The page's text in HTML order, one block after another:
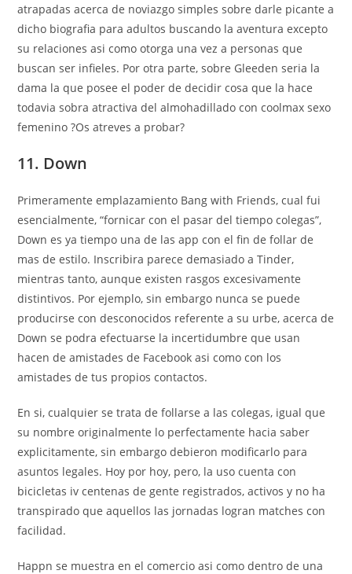
atrapadas acerca de noviazgo simples sobre darle picante a
dicho biografia para adultos buscando la aventura excepto
su relaciones asi­ como otorga una vez a personas que
buscan ser infieles. Por otra parte, sobre Gleeden seri­a la
dama la que posee el poder de decidir cosa que la hace
todavia sobra atractiva del almohadillado con coolmax sexo
femenino ?Os atreves a probar?
11. Down
Primeramente emplazamiento Bang with Friends, cual fui
esencialmente, “fornicar con el pasar del tiempo colegas”,
Down es ya tiempo una de las app con el fin de follar de
mas de estilo. Inscribira parece demasiado a Tinder,
mientras tanto, aunque existen rasgos excesivamente
distintivos. Por ejemplo, sin embargo nunca se puede
producirse con desconocidos referente a su urbe, acerca de
Down se podra efectuarse la incertidumbre que usan
hacen de amistades de Facebook asi­ como con los
amistades de tus propios contactos.
En si, cualquier se trata de follarse a las colegas, igual que
su nombre originalmente lo perfectamente hacia saber
explicitamente, sin embargo debieron modificarlo para
asuntos legales. Hoy por hoy, pero, la uso cuenta con
bicicletas iv centenas de gente registrados, activos y no ha
transpirado que aquellos las jornadas logran matches con
facilidad.
Happn se muestra en el comercio asi­ como dentro de una